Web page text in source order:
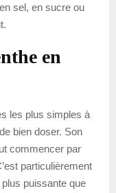
sel, en sucre ou
en
les plus simples à
bien doser. Son
commencer par
particulièrement
puissante que